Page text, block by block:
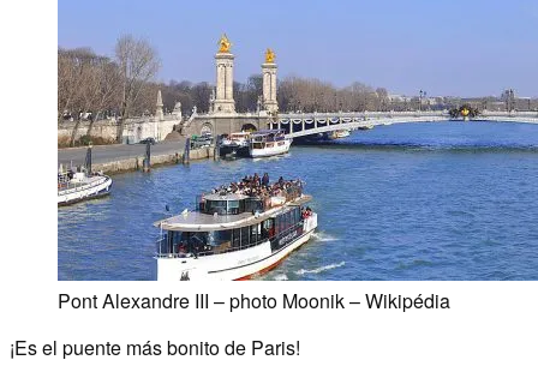
Pont Alexandre III – photo Moonik – Wikipédia
¡Es el puente más bonito de Paris!